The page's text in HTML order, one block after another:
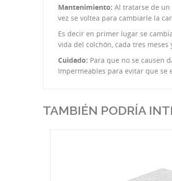
Mantenimiento: Al tratarse de un
vez se voltea para cambiarle la
Es decir en primer lugar se
vida del colchón, cada tres
Cuidado: Para que no se causen
Impermeables para evitar que
TAMBIÉN PODRÍA